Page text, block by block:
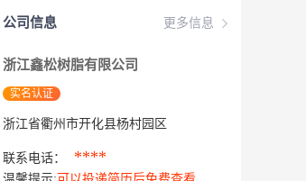
更多信息
公司信息
浙江鑫松树脂有限公司
实名认证
浙江省衢州市开化县杨村园区
联系电话： ****